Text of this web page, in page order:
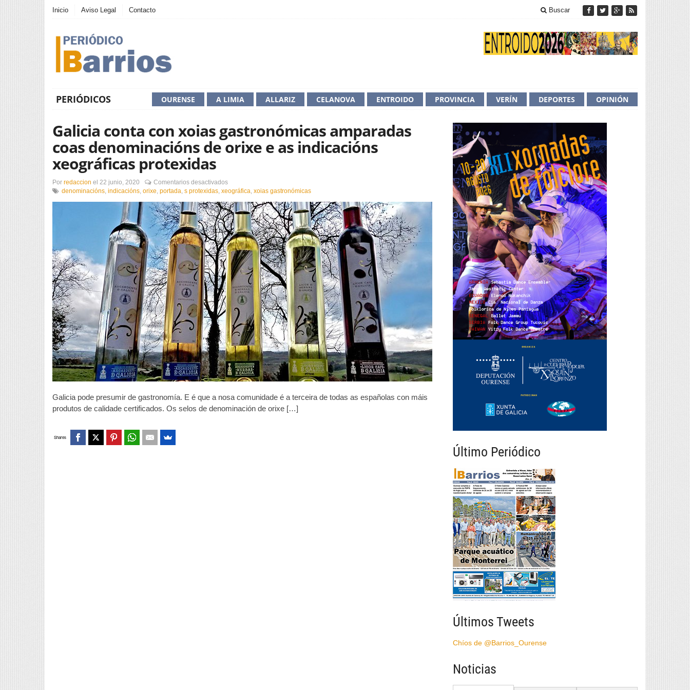
Inicio Aviso Legal Contacto Buscar
PERIÓDICOS OPINIÓN
DEPORTES
VERÍN
PROVINCIA
ENTROIDO
CELANOVA
ALLARIZ
A LIMIA
OURENSE
Galicia conta con xoias gastronómicas amparadas
coas denominacións de orixe e as indicacións
xeográficas protexidas
Por redaccion el 22 junio, 2020 Comentarios desactivadosen
Galicia
con
xoias
gastronómicas
amparadas
coas
denominacións
de
orixe
e
as
indicacións
xeográficas
protexidas
denominacións indicacións orixe portada s protexidas xeográfica xoias gastronómicas
Galicia pode presumir de gastronomía. E é que a nosa comunidade é a terceira de todas as españolas con máis
produtos de calidade certificados. Os selos de denominación de orixe […]
Shares
Último Periódico
Últimos Tweets
Chíos de @Barrios_Ourense
Noticias